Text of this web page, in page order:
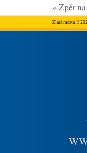
« Zpět
Zlatá města ©